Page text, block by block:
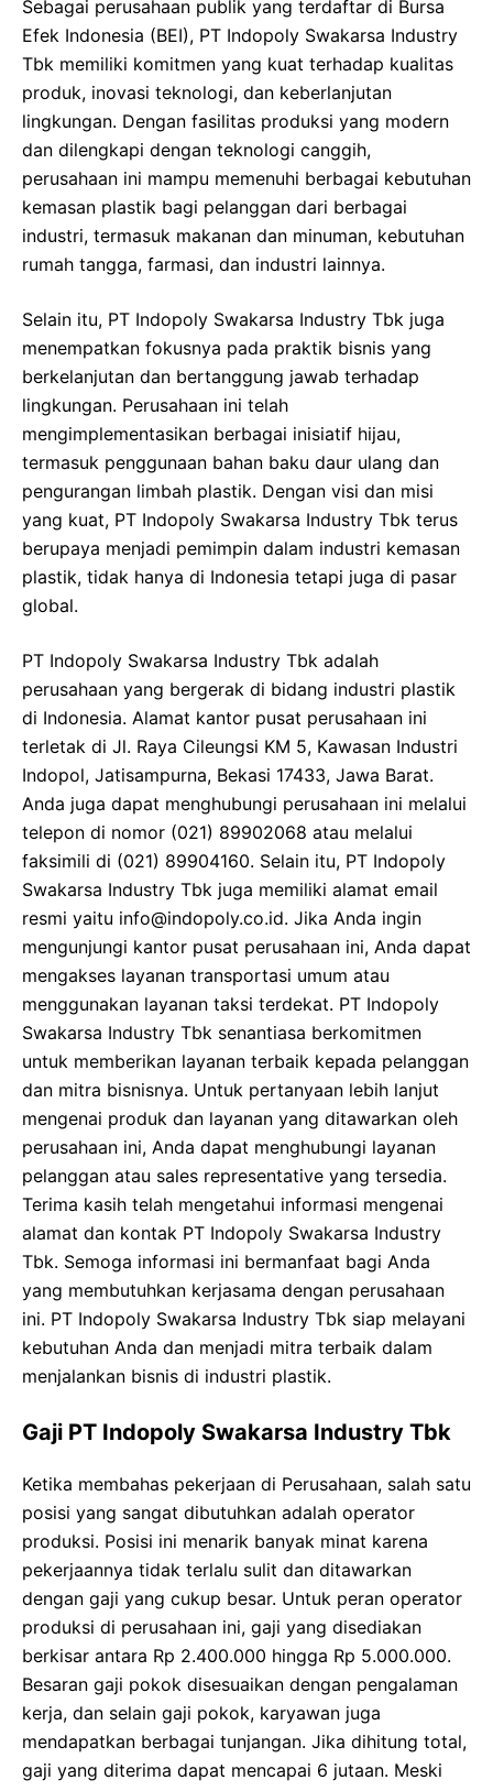
Sebagai perusahaan publik yang terdaftar di Bursa
Efek Indonesia (BEI), PT Indopoly Swakarsa Industry
Tbk memiliki komitmen yang kuat terhadap kualitas
produk, inovasi teknologi, dan keberlanjutan
lingkungan. Dengan fasilitas produksi yang modern
dan dilengkapi dengan teknologi canggih,
perusahaan ini mampu memenuhi berbagai kebutuhan
kemasan plastik bagi pelanggan dari berbagai
industri, termasuk makanan dan minuman, kebutuhan
rumah tangga, farmasi, dan industri lainnya.
Selain itu, PT Indopoly Swakarsa Industry Tbk juga
menempatkan fokusnya pada praktik bisnis yang
berkelanjutan dan bertanggung jawab terhadap
lingkungan. Perusahaan ini telah
mengimplementasikan berbagai inisiatif hijau,
termasuk penggunaan bahan baku daur ulang dan
pengurangan limbah plastik. Dengan visi dan misi
yang kuat, PT Indopoly Swakarsa Industry Tbk terus
berupaya menjadi pemimpin dalam industri kemasan
plastik, tidak hanya di Indonesia tetapi juga di pasar
global.
PT Indopoly Swakarsa Industry Tbk adalah
perusahaan yang bergerak di bidang industri plastik
di Indonesia. Alamat kantor pusat perusahaan ini
terletak di Jl. Raya Cileungsi KM 5, Kawasan Industri
Indopol, Jatisampurna, Bekasi 17433, Jawa Barat.
Anda juga dapat menghubungi perusahaan ini melalui
telepon di nomor (021) 89902068 atau melalui
faksimili di (021) 89904160. Selain itu, PT Indopoly
Swakarsa Industry Tbk juga memiliki alamat email
resmi yaitu info@indopoly.co.id. Jika Anda ingin
mengunjungi kantor pusat perusahaan ini, Anda dapat
mengakses layanan transportasi umum atau
menggunakan layanan taksi terdekat. PT Indopoly
Swakarsa Industry Tbk senantiasa berkomitmen
untuk memberikan layanan terbaik kepada pelanggan
dan mitra bisnisnya. Untuk pertanyaan lebih lanjut
mengenai produk dan layanan yang ditawarkan oleh
perusahaan ini, Anda dapat menghubungi layanan
pelanggan atau sales representative yang tersedia.
Terima kasih telah mengetahui informasi mengenai
alamat dan kontak PT Indopoly Swakarsa Industry
Tbk. Semoga informasi ini bermanfaat bagi Anda
yang membutuhkan kerjasama dengan perusahaan
ini. PT Indopoly Swakarsa Industry Tbk siap melayani
kebutuhan Anda dan menjadi mitra terbaik dalam
menjalankan bisnis di industri plastik.
Gaji PT Indopoly Swakarsa Industry Tbk
Ketika membahas pekerjaan di Perusahaan, salah satu
posisi yang sangat dibutuhkan adalah operator
produksi. Posisi ini menarik banyak minat karena
pekerjaannya tidak terlalu sulit dan ditawarkan
dengan gaji yang cukup besar. Untuk peran operator
produksi di perusahaan ini, gaji yang disediakan
berkisar antara Rp 2.400.000 hingga Rp 5.000.000.
Besaran gaji pokok disesuaikan dengan pengalaman
kerja, dan selain gaji pokok, karyawan juga
mendapatkan berbagai tunjangan. Jika dihitung total,
gaji yang diterima dapat mencapai 6 jutaan. Meski